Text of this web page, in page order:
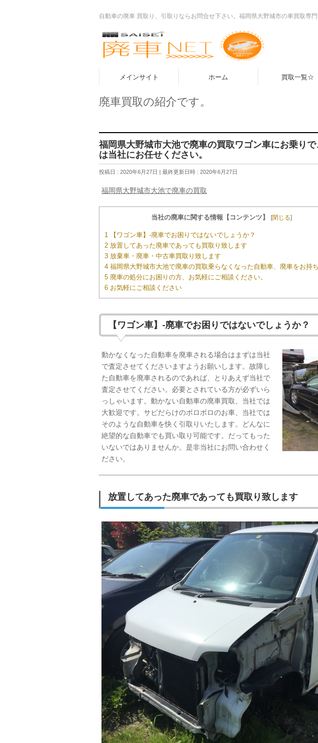
自動車の廃車 買取り、引取りならお問合せ下さい。福岡県大野城市の車買取専
メインサイト ホーム 買取一覧☆
廃車買取の紹介です。
福岡県大野城市大池で廃車の買取ワゴン車にお乗り
は当社にお任せください。
投稿日 : 2020年6月27日 最終更新日時 : 2020年6月27日
福岡県大野城市大池で廃車の買取
当社の廃車に関する情報【コンテンツ】 [閉じる]
1 【ワゴン車】-廃車でお困りではないでしょうか？
2 放置してあった廃車であっても買取り致します
3 放棄車・廃車・中古車買取り致します
4 福岡県大野城市大池で廃車の買取乗らなくなった自動車、廃車をお持
5 廃車の処分にお困りの方、お気軽にご相談ください。
6 お気軽にご相談ください
【ワゴン車】-廃車でお困りではないでしょうか？
動かなくなった自動車を廃車される場合はまずは当社
で査定させてくださいますようお願いします。故障し
た自動車を廃車されるのであれば、とりあえず当社で
査定させてください。必要とされている方が必ずいら
っしゃいます。動かない自動車の廃車買取、当社では
大歓迎です。サビだらけのボロボロのお車、当社では
そのような自動車を快く引取りいたします。どんなに
絶望的な自動車でも買い取り可能です。だってもった
いないではありませんか。是非当社にお問い合わせく
ださい。
放置してあった廃車であっても買取り致します